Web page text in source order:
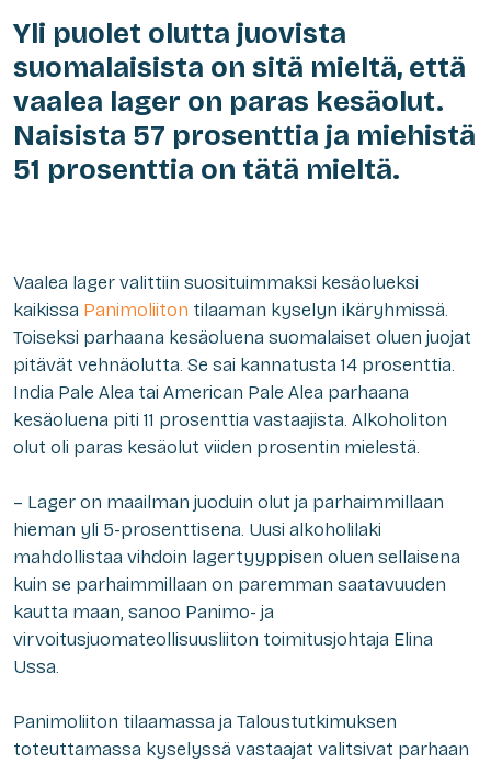
Yli puolet olutta juovista
suomalaisista on sitä mieltä, että
vaalea lager on paras kesäolut.
Naisista 57 prosenttia ja miehistä
51 prosenttia on tätä mieltä.
Vaalea lager valittiin suosituimmaksi kesäolueksi
kaikissa Panimoliiton tilaaman kyselyn ikäryhmissä.
Toiseksi parhaana kesäoluena suomalaiset oluen juojat
pitävät vehnäolutta. Se sai kannatusta 14 prosenttia.
India Pale Alea tai American Pale Alea parhaana
kesäoluena piti 11 prosenttia vastaajista. Alkoholiton
olut oli paras kesäolut viiden prosentin mielestä.
– Lager on maailman juoduin olut ja parhaimmillaan
hieman yli 5-prosenttisena. Uusi alkoholilaki
mahdollistaa vihdoin lagertyyppisen oluen sellaisena
kuin se parhaimmillaan on paremman saatavuuden
kautta maan, sanoo Panimo- ja
virvoitusjuomateollisuusliiton toimitusjohtaja Elina
Ussa.
Panimoliiton tilaamassa ja Taloustutkimuksen
toteuttamassa kyselyssä vastaajat valitsivat parhaan